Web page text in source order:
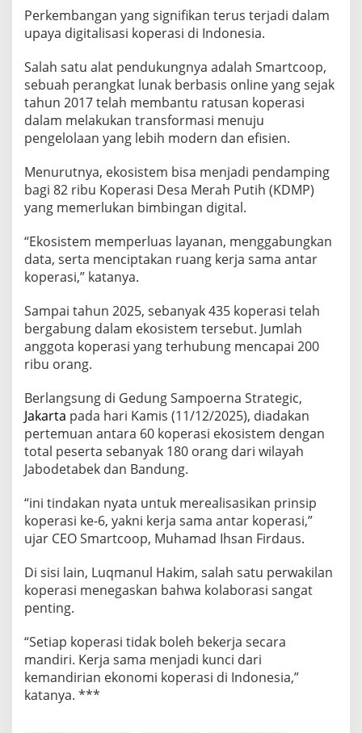
Perkembangan yang signifikan terus terjadi dalam
upaya digitalisasi koperasi di Indonesia.
Salah satu alat pendukungnya adalah Smartcoop,
sebuah perangkat lunak berbasis online yang sejak
tahun 2017 telah membantu ratusan koperasi
dalam melakukan transformasi menuju
pengelolaan yang lebih modern dan efisien.
Menurutnya, ekosistem bisa menjadi pendamping
bagi 82 ribu Koperasi Desa Merah Putih (KDMP)
yang memerlukan bimbingan digital.
“Ekosistem memperluas layanan, menggabungkan
data, serta menciptakan ruang kerja sama antar
koperasi,” katanya.
Sampai tahun 2025, sebanyak 435 koperasi telah
bergabung dalam ekosistem tersebut. Jumlah
anggota koperasi yang terhubung mencapai 200
ribu orang.
Jakarta pada hari Kamis (11/12/2025), diadakan
pertemuan antara 60 koperasi ekosistem dengan
total peserta sebanyak 180 orang dari wilayah
Jabodetabek dan Bandung.
“ini tindakan nyata untuk merealisasikan prinsip
koperasi ke-6, yakni kerja sama antar koperasi,”
ujar CEO Smartcoop, Muhamad Ihsan Firdaus.
Di sisi lain, Luqmanul Hakim, salah satu perwakilan
koperasi menegaskan bahwa kolaborasi sangat
penting.
“Setiap koperasi tidak boleh bekerja secara
mandiri. Kerja sama menjadi kunci dari
kemandirian ekonomi koperasi di Indonesia,”
katanya. ***